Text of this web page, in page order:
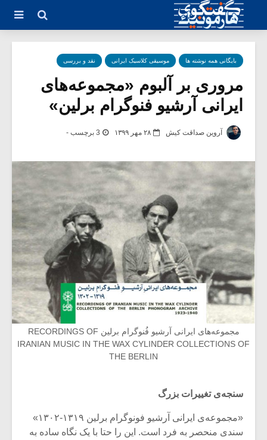
بایگانی همه نوشته ها موسیقی کلاسیک ایرانی نقد و بررسی
مروری بر آلبوم «مجموعه‌های
ایرانی آرشیو فنوگرام برلین»
آروین صداقت کیش ۲۸ مهر ۱۳۹۹ 3 برچسب -
مجموعه‌های ایرانی آرشیو فُنوگرام برلین RECORDINGS OF
IRANIAN MUSIC IN THE WAX CYLINDER COLLECTIONS OF
THE BERLIN
سنجه‌ی تغییرات بزرگ
«مجموعه‌ی ایرانی آرشیو فونوگرام برلین ۱۳۱۹-۱۳۰۲»
سندی منحصر به فرد است. این را حتا با یک نگاه ساده به